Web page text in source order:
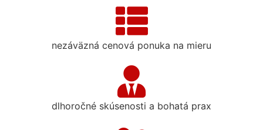
nezáväzná cenová ponuka na mieru
dlhoročné skúsenosti a bohatá prax